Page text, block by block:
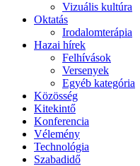
Vizuális kultúra
Oktatás
Irodalomterápia
Hazai hírek
Felhívások
Versenyek
Egyéb kategória
Közösség
Kitekintő
Konferencia
Vélemény
Technológia
Szabadidő